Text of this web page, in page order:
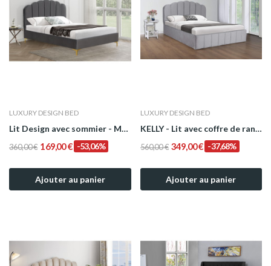
LUXURY DESIGN BED
Lit Design avec sommier - Modèle Tiphanie...
360,00 € 169,00 € -53,06%
Ajouter au panier
LUXURY DESIGN BED
KELLY - Lit avec coffre de rangement - Design -...
560,00 € 349,00 € -37,68%
Ajouter au panier